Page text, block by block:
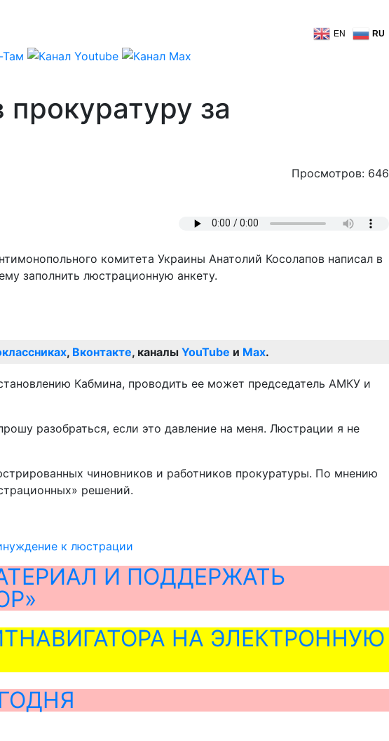
EN RU
за
Просмотров: 646
комитета Украины Анатолий Косолапов написал в
заполнить люстрационную анкету.
, Вконтакте, каналы YouTube и Max.
Кабмина, проводить ее может председатель АМКУ и
разобраться, если это давление на меня. Люстрации я не
чиновников и работников прокуратуры. По мнению
решений.
к люстрации
И ПОДДЕРЖАТЬ
НА ЭЛЕКТРОННУЮ